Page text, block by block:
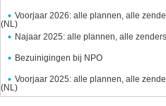
Voorjaar 2026: alle plannen, alle
(NL)
Najaar 2025: alle plannen, alle
Bezuinigingen bij NPO
Voorjaar 2025: alle plannen, alle
(NL)